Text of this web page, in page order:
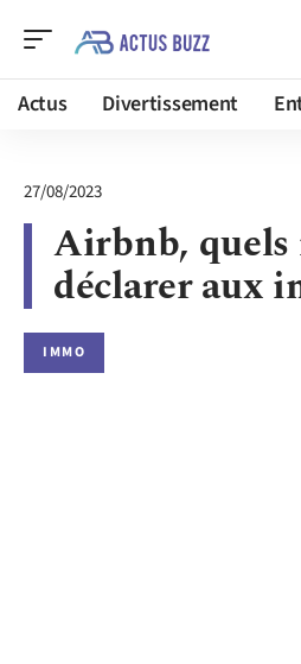
Actus Divertissement
27/08/2023
Airbnb, quels
déclarer aux
IMMO